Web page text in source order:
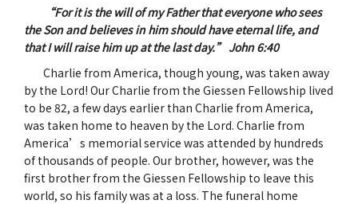
“For it is the will of my Father that everyone who sees
the Son and believes in him should have eternal life, and
that I will raise him up at the last day.” John 6:40
Charlie from America, though young, was taken away
by the Lord! Our Charlie from the Giessen Fellowship lived
to be 82, a few days earlier than Charlie from America,
was taken home to heaven by the Lord. Charlie from
America’s memorial service was attended by hundreds
of thousands of people. Our brother, however, was the
first brother from the Giessen Fellowship to leave this
world, so his family was at a loss. The funeral home